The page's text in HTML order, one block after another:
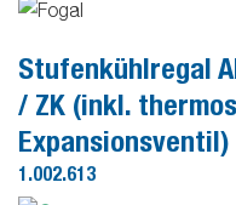
Stufenkühlregal
/ ZK (inkl.
Expansionsventil)
1.002.613